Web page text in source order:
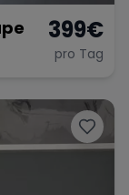
399€
pro Tag